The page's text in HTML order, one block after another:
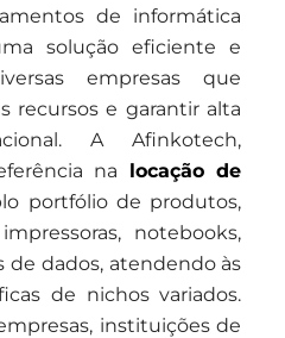
de informática
solução eficiente e
empresas que
recursos e garantir alta
A Afinkotech,
na locação de
portfólio de produtos,
notebooks,
de dados, atendendo às
de nichos variados.
instituições de